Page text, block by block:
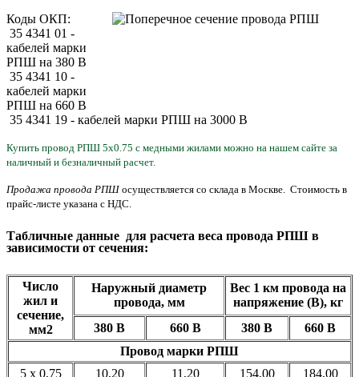
Коды ОКП:
35 4341 01 -
кабелей марки
РПШ на 380 В
35 4341 10 -
кабелей марки
РПШ на 660 В
35 4341 19 - кабелей марки РПШ на 3000 В
Купить провод РПШ 5х0.75 с медными жилами можно на нашем сайте за
наличный и безналичный расчет.
Продажа провода РПШ осуществляется со склада в Москве. Стоимость в
прайс-листе указана с НДС.
Табличные данные для расчета веса провода РПШ в
зависимости от сечения:
Число
жил и
сечение,
мм2
Наружный диаметр
провода, мм
Вес 1 км провода на
напряжение (В), кг
380 В
660 В 380 В 660 В
Провод марки РПШ
5 x 0,75
10,20 11,20 154,00
184,00